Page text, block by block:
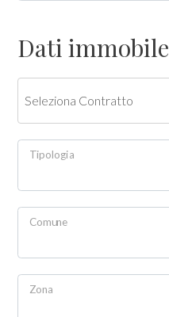
Dati immobile
Seleziona Contratto
Tipologia
Comune
Zona
Commerciali
Terreni
Prezzo
Totale